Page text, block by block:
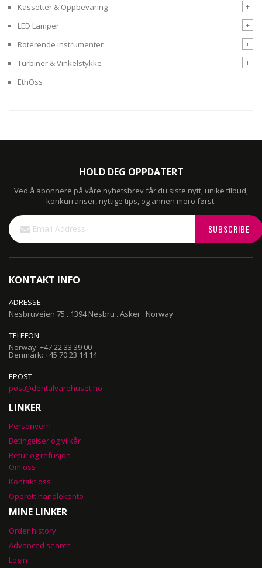
Kassetter & Oppbevaring
+
LED Lamper
+
Roterende instrumenter
+
Turbiner & Vinkelstykke
+
EthOss
HOLD DEG OPPDATERT
Ved å abonnere på våre nyhetsbrev får du siste nytt, unike tilbud,
konkurranser, nyttige tips, og annen moro først.
Sign
Up
for
SUBSCRIBE
KONTAKT INFO
ADRESSE
Nesbruveien 75 . 1394 Nesbru . Asker . Norway
TELEFON
Norway: +47 22 33 39 00
Denmark: +45 70 23 14 14
EPOST
post@dentalvarehuset.no
LINKER
Personvern
Betingelser og vilkår
Retur og refusjon
Om oss
Kontakt oss
Opprett handlekonto
MINE LINKER
Order history
Advanced search
Login